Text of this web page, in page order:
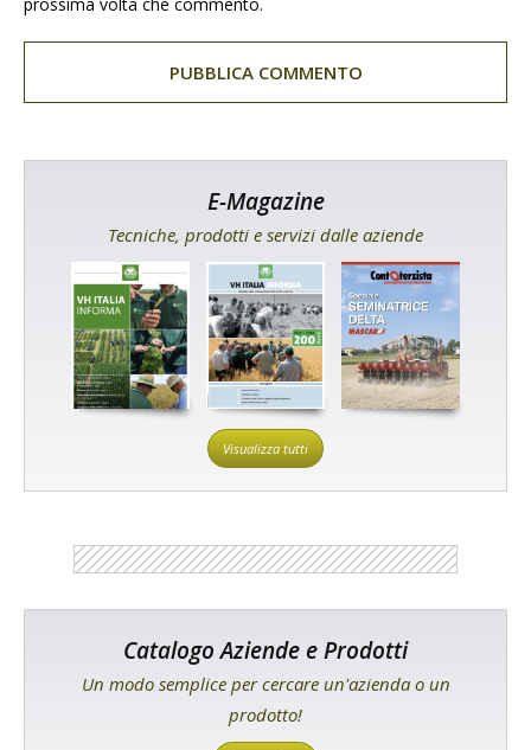
prossima volta che commento.
E-Magazine
Tecniche, prodotti e servizi dalle aziende
Visualizza tutti
Catalogo Aziende e Prodotti
Un modo semplice per cercare un'azienda o un
prodotto!